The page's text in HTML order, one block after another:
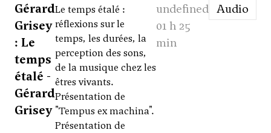
Gérard
Grisey
: Le
temps
étalé -
Gérard
Grisey
Le temps étalé :
réflexions sur le
temps, les durées, la
perception des sons,
de la musique chez les
êtres vivants.
Présentation de
"Tempus ex machina".
Présentation de
undefined
01 h 25
min
Audio